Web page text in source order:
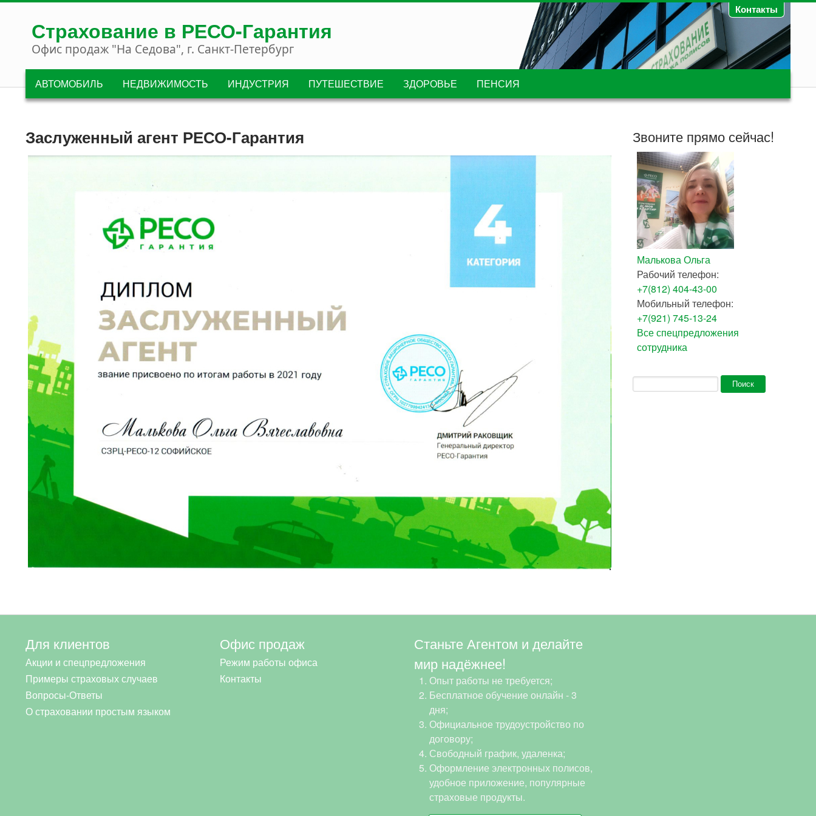
Перейти к основному содержанию Контакты
Страхование в РЕСО-Гарантия
Офис продаж "На Седова", г. Санкт-Петербург
АВТОМОБИЛЬ НЕДВИЖИМОСТЬ ИНДУСТРИЯ ПУТЕШЕСТВИЕ ЗДОРОВЬЕ ПЕНСИЯ
Заслуженный агент РЕСО-Гарантия Звоните прямо сейчас!
Малькова Ольга
Рабочий телефон:
+7(812) 404-43-00
Мобильный телефон:
+7(921) 745-13-24
Все спецпредложения
сотрудника
Форма поиска
Поиск
Для клиентов
Акции и спецпредложения
Примеры страховых случаев
Вопросы-Ответы
О страховании простым языком
Офис продаж
Режим работы офиса
Контакты
Станьте Агентом и делайте
мир надёжнее!
Опыт работы не требуется;
Бесплатное обучение онлайн - 3
дня;
Официальное трудоустройство по
договору;
Свободный график, удаленка;
Оформление электронных полисов,
удобное приложение, популярные
страховые продукты.